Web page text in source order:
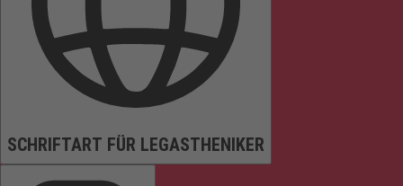
SCHRIFTART FÜR LEGASTHENIKER